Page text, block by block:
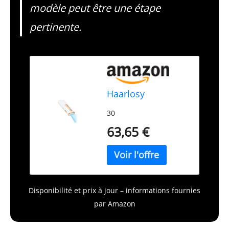
modèle peut être une étape
pertinente.
Haarlosy
30
63,65 €
Disponibilité et prix à jour – informations fournies
par Amazon